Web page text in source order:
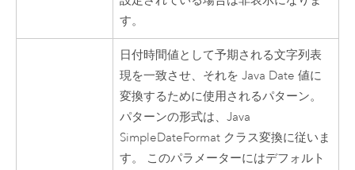
す。
日付時間値として予期される文字列表
現を一致させ、それを Java Date 値に
変換するために使用されるパターン。
パターンの形式は、Java
SimpleDateFormat クラス変換に従いま
す。 このパラメーターにはデフォルト